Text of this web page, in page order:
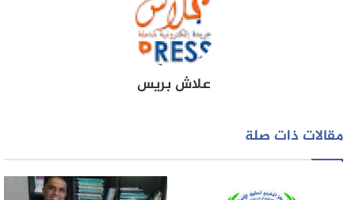
علاش بريس
مقالات ذات صلة